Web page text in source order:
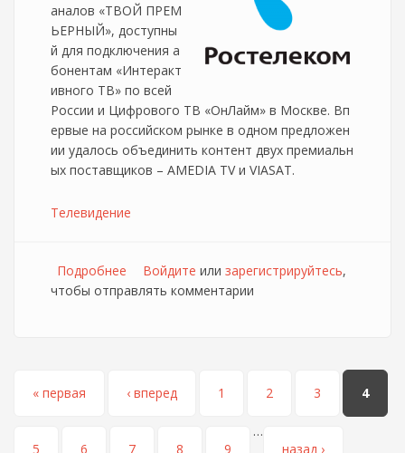
аналов «ТВОЙ ПРЕМ
ЬЕРНЫЙ», доступны
й для подключения а
бонентам «Интеракт
ивного ТВ» по всей
России и Цифрового ТВ «ОнЛайм» в Москве. Вп
ервые на российском рынке в одном предложен
ии удалось объединить контент двух премиальн
ых поставщиков – AMEDIA TV и VIASAT.
Телевидение
Подробнее о Ростелеком представляет телепакет
"Твой премьерный"
Войдите или зарегистрируйтесь,
чтобы отправлять комментарии
Страницы
« первая ‹ вперед 1 2 3 4
5 6 7 8 9
…
назад ›